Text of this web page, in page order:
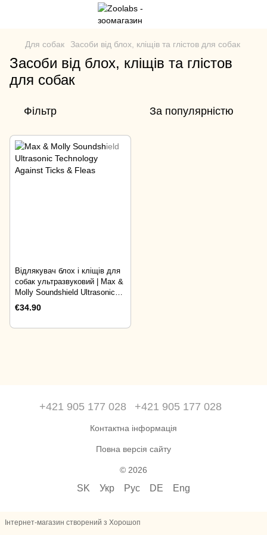
Для собак Засоби від блох, кліщів та глістов для собак
Засоби від блох, кліщів та глістов
для собак
Фільтр За популярністю
Відлякувач блох і кліщів для
собак ультразвуковий | Max &
Molly Soundshield Ultrasonic
Technology Against Ticks &
€34.90
+421 905 177 028 +421 905 177 028
Контактна інформація
Повна версія сайту
© 2026
SK Укр Рус DE Eng
Інтернет-магазин створений з Хорошоп